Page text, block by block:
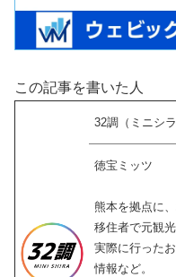
この記事を書いた人
32調（ミニシ
徳宝ミッツ
熊本を拠点に
移住者で元観
実際に行った
情報など。